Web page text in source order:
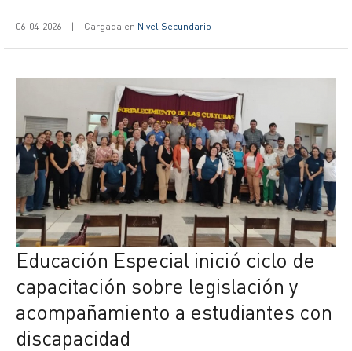
06-04-2026 | Cargada en Nivel Secundario
Educación Especial inició ciclo de
capacitación sobre legislación y
acompañamiento a estudiantes con
discapacidad